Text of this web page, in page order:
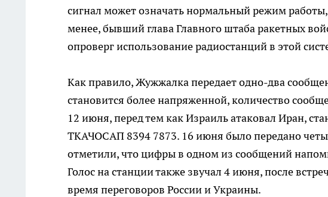
сигнал может означать нормальный режим работы,
менее, бывший глава Главного штаба ракетных
опроверг использование радиостанций в этой
Как правило, Жужжалка передает одно-два
становится более напряженной, количество
12 июня, перед тем как Израиль атаковал Иран,
ТКАЧОСАП 8394 7873. 16 июня было передано
отметили, что цифры в одном из сообщений
Голос на станции также звучал 4 июня, после
время переговоров России и Украины.